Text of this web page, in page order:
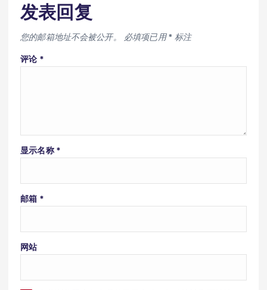
发表回复
您的邮箱地址不会被公开。 必填项已用* 标注
评论 *
显示名称 *
邮箱 *
网站